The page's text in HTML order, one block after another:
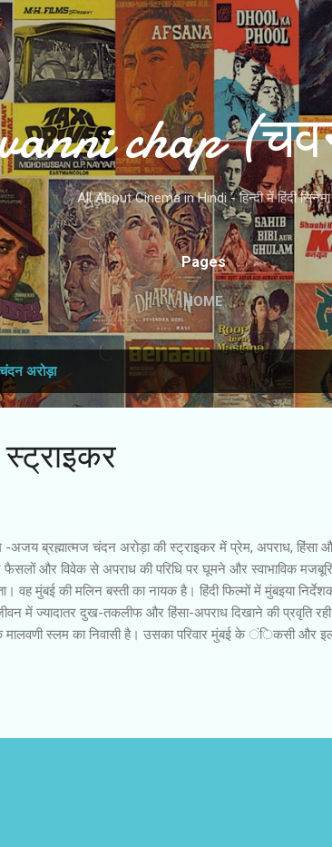
Skip to main content
chap
All About Cinema in Hindi - हिन्दी में हिंदी सिनेमा
Pages
HOME
चंदन अरोड़ा
स्‍ट्राइकर
-अजय ब्रह्मात्‍मज चंदन अरोड़ा की स्ट्राइकर में प्रेम, अपराध, हिंसा
और विवेक से अपराध की परिधि पर घूमने और स्वाभाविक
वह मुंबई की मलिन बस्ती का नायक है। हिंदी फिल्मों में मुंबइया
में ज्यादातर दुख-तकलीफ और हिंसा-अपराध दिखाने की प्रवृति
मालवणी स्लम का निवासी है। उसका परिवार मुंबई के ंिकसी और
आता। सूर्या की जाएद से दोस्ती है। सूर्या कमाई के लिए छोटे-मोटे